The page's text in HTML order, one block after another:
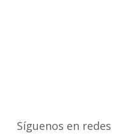
Síguenos en redes